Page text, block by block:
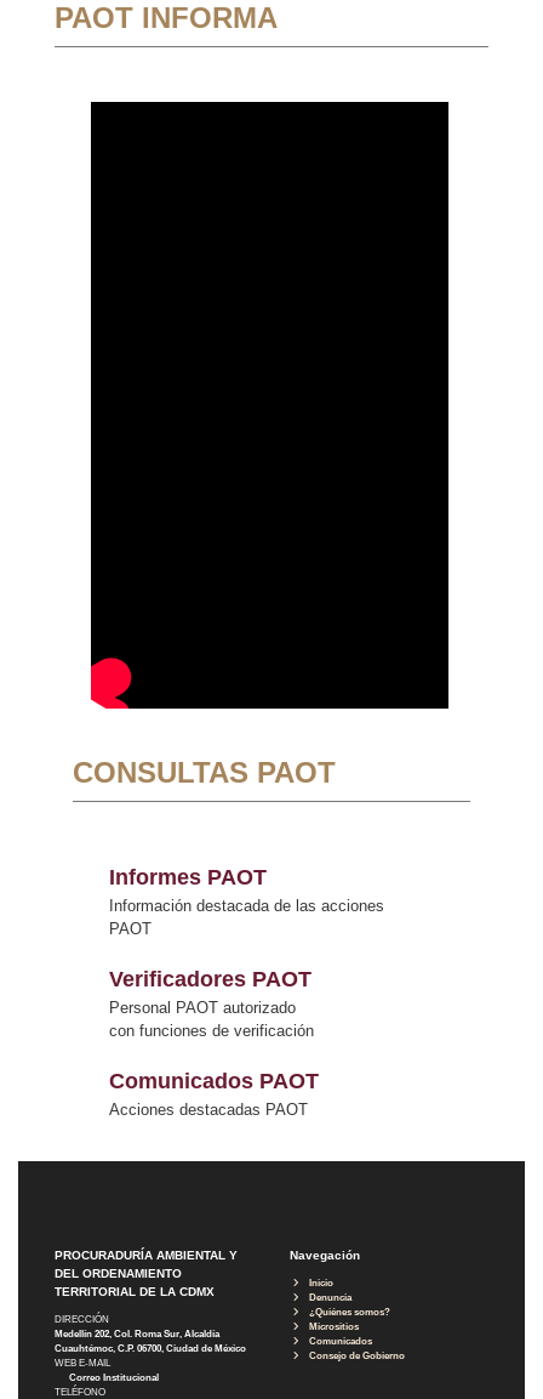
PAOT INFORMA
CONSULTAS PAOT
Informes PAOT
Información destacada de las acciones
PAOT
Verificadores PAOT
Personal PAOT autorizado
con funciones de verificación
Comunicados PAOT
Acciones destacadas PAOT
PROCURADURÍA AMBIENTAL Y
DEL ORDENAMIENTO
TERRITORIAL DE LA CDMX
DIRECCIÓN
Medellín 202, Col. Roma Sur, Alcaldía
Cuauhtémoc, C.P. 06700, Ciudad de México
WEB E-MAIL
Correo Institucional
TELÉFONO
Navegación
Inicio
Denuncia
¿Quiénes somos?
Micrositios
Comunicados
Consejo de Gobierno